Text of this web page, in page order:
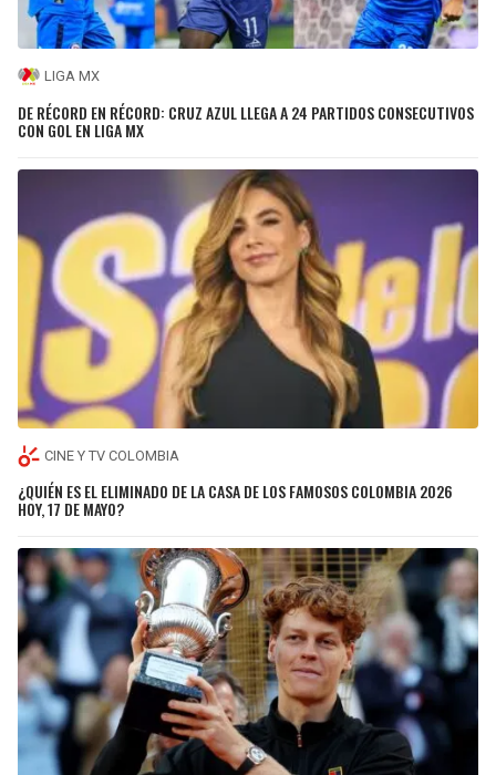
LIGA MX
DE RÉCORD EN RÉCORD: CRUZ AZUL LLEGA A 24 PARTIDOS CONSECUTIVOS
CON GOL EN LIGA MX
CINE Y TV COLOMBIA
¿QUIÉN ES EL ELIMINADO DE LA CASA DE LOS FAMOSOS COLOMBIA 2026
HOY, 17 DE MAYO?